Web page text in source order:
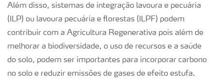
Além disso, sistemas de integração lavoura e pecuária
(ILP) ou lavoura pecuária e florestas (ILPF) podem
contribuir com a Agricultura Regenerativa pois além de
melhorar a biodiversidade, o uso de recursos e a saúde
do solo, podem ser importantes para incorporar carbono
no solo e reduzir emissões de gases de efeito estufa.